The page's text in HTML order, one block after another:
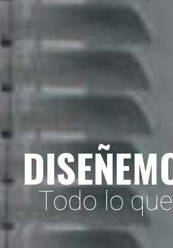
Todo lo